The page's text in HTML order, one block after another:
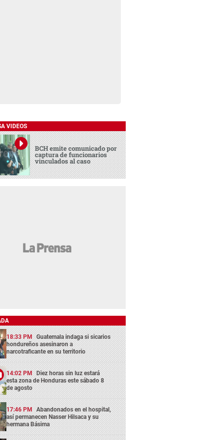
VIDEOS
BCH emite comunicado por
captura de funcionarios
vinculados al caso
18:33 PM Guatemala indaga si sicarios
hondureños asesinaron a
narcotraficante en su territorio
14:02 PM Diez horas sin luz estará
esta zona de Honduras este sábado 8
de agosto
17:46 PM Abandonados en el hospital,
así permanecen Nasser Hilsaca y su
hermana Básima